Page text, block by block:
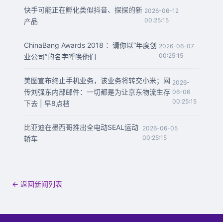
快手可能正在孵化类似抖音、探探的新
产品
2026-06-12
00:25:15
ChinaBang Awards 2018 ：请你以“年度创
业公司”的名字呼唤他们
2026-06-07
00:25:15
美图宣布终止手机业务，该业务将转交小米；网
传刘强东内部邮件：一切都是为让京东物流生存
下去 | 早8点档
2026-
06-06
00:25:15
比亚迪在墨西哥推出全电动SEAL运动
轿车
2026-06-05
00:25:15
← 返回新闻列表